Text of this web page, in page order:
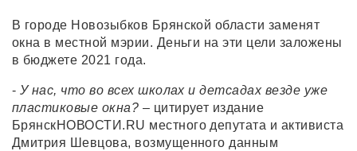
В городе Новозыбков Брянской области заменят
окна в местной мэрии. Деньги на эти цели заложены
в бюджете 2021 года.
- У нас, что во всех школах и детсадах везде уже
пластиковые окна? – цитирует издание
БрянскНОВОСТИ.RU местного депутата и активиста
Дмитрия Шевцова, возмущенного данным